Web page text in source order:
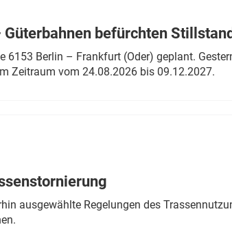
befürchten Stillstand
6153 Berlin – Frankfurt (Oder) geplant.
Zeitraum vom 24.08.2026 bis 09.12.2027.
ausgewählte Regelungen des